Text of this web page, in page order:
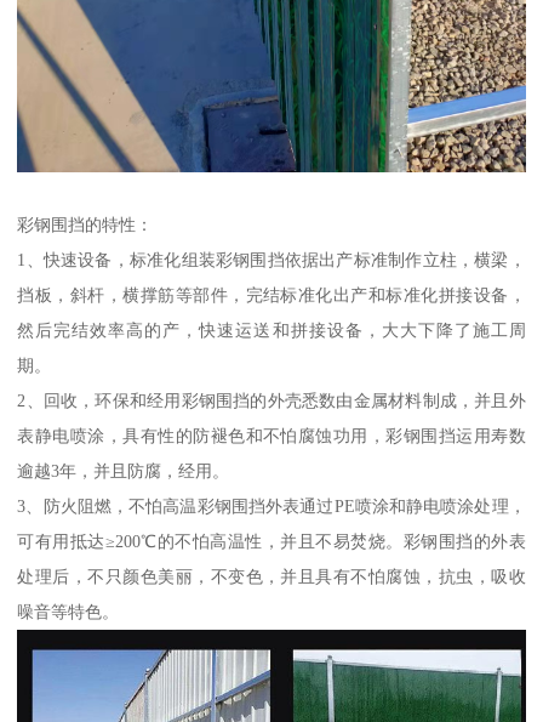
彩钢围挡的特性：
1、快速设备，标准化组装彩钢围挡依据出产标准制作立柱，横梁，
挡板，斜杆，横撑筋等部件，完结标准化出产和标准化拼接设备，
然后完结效率高的产，快速运送和拼接设备，大大下降了施工周
期。
2、回收，环保和经用彩钢围挡的外壳悉数由金属材料制成，并且外
表静电喷涂，具有性的防褪色和不怕腐蚀功用，彩钢围挡运用寿数
逾越3年，并且防腐，经用。
3、防火阻燃，不怕高温彩钢围挡外表通过PE喷涂和静电喷涂处理，
可有用抵达≥200℃的不怕高温性，并且不易焚烧。彩钢围挡的外表
处理后，不只颜色美丽，不变色，并且具有不怕腐蚀，抗虫，吸收
噪音等特色。